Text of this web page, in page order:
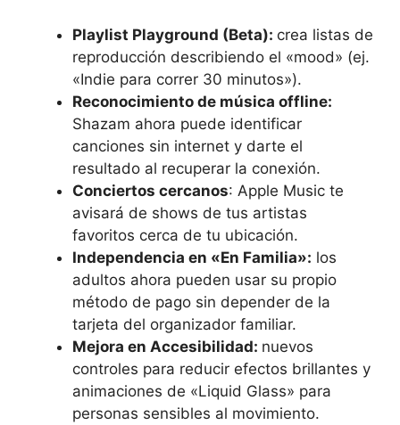
Playlist Playground (Beta): crea listas de
reproducción describiendo el «mood» (ej.
«Indie para correr 30 minutos»).
Reconocimiento de música offline:
Shazam ahora puede identificar
canciones sin internet y darte el
resultado al recuperar la conexión.
Conciertos cercanos: Apple Music te
avisará de shows de tus artistas
favoritos cerca de tu ubicación.
Independencia en «En Familia»: los
adultos ahora pueden usar su propio
método de pago sin depender de la
tarjeta del organizador familiar.
Mejora en Accesibilidad: nuevos
controles para reducir efectos brillantes y
animaciones de «Liquid Glass» para
personas sensibles al movimiento.